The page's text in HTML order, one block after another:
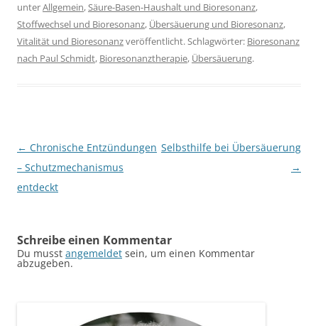
unterAllgemein,Säure-Basen-Haushalt und Bioresonanz,
Stoffwechsel und Bioresonanz, Übersäuerung und Bioresonanz,
Vitalität und Bioresonanzveröffentlicht. Schlagwörter: Bioresonanz
nach Paul Schmidt, Bioresonanztherapie, Übersäuerung.
Beitragsnavigation
← Chronische Entzündungen
– Schutzmechanismus
entdeckt
Selbsthilfe bei Übersäuerung
→
Schreibe einen Kommentar
Du musst angemeldet sein, um einen Kommentar
abzugeben.